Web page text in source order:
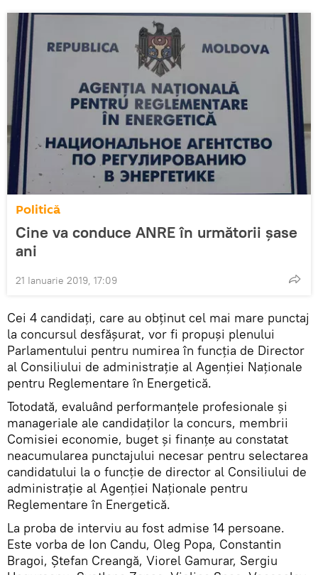
Politică
Cine va conduce ANRE în următorii șase
ani
21 Ianuarie 2019, 17:09
Cei 4 candidați, care au obținut cel mai mare punctaj
la concursul desfășurat, vor fi propuși plenului
Parlamentului pentru numirea în funcția de Director
al Consiliului de administrație al Agenției Naționale
pentru Reglementare în Energetică.
Totodată, evaluând performanțele profesionale și
manageriale ale candidaților la concurs, membrii
Comisiei economie, buget și finanțe au constatat
neacumularea punctajului necesar pentru selectarea
candidatului la o funcție de director al Consiliului de
administrație al Agenției Naționale pentru
Reglementare în Energetică.
La proba de interviu au fost admise 14 persoane.
Este vorba de Ion Candu, Oleg Popa, Constantin
Bragoi, Ștefan Creangă, Viorel Gamurar, Sergiu